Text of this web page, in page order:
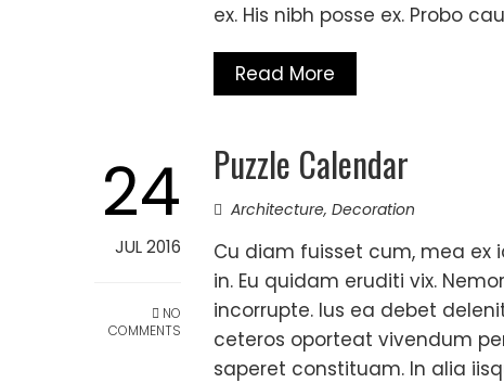
ex. His nibh posse ex. Probo
Read More
24
JUL 2016
NO
COMMENTS
Puzzle Calendar
Architecture, Decoration
Cu diam fuisset cum, mea
in. Eu quidam eruditi vix.
incorrupte. Ius ea debet
ceteros oporteat vivendum
saperet constituam. In alia